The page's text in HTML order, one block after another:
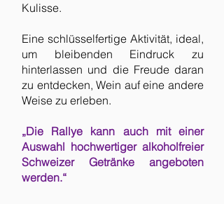
Kulisse.
Eine schlüsselfertige Aktivität, ideal,
um bleibenden Eindruck zu
hinterlassen und die Freude daran
zu entdecken, Wein auf eine andere
Weise zu erleben.
„Die Rallye kann auch mit einer
Auswahl hochwertiger alkoholfreier
Schweizer Getränke angeboten
werden.“